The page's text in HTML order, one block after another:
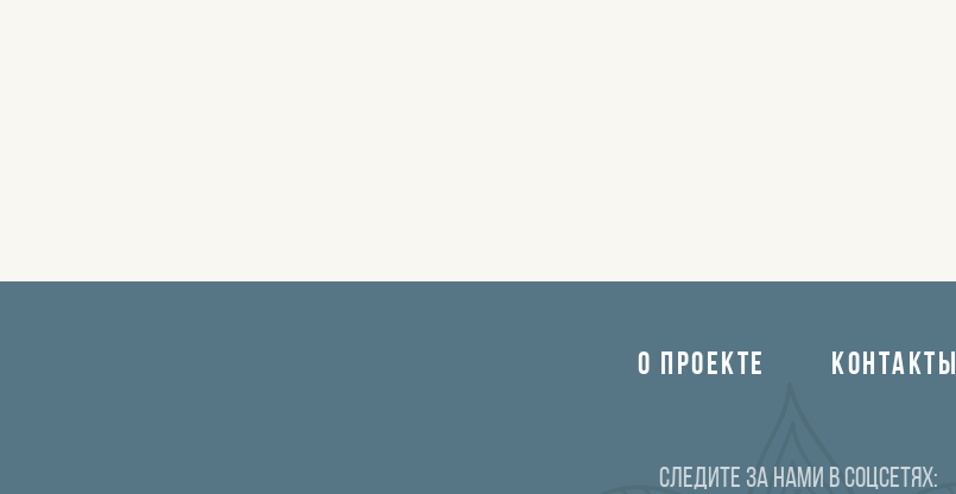
О ПРОЕКТЕ КОНТАКТЫ
Следите за нами в соцсетях: